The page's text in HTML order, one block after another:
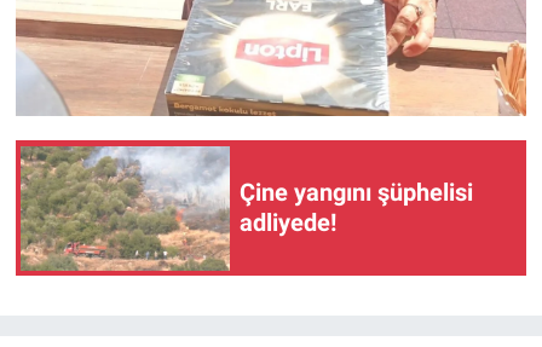
Çine yangını şüphelisi
adliyede!